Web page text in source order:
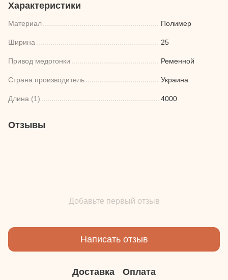
Характеристики
Материал Полимер
Ширина 25
Привод медогонки Ременной
Страна производитель Украина
Длина (1) 4000
Отзывы
Добавьте первый отзыв
Написать отзыв
Доставка Оплата